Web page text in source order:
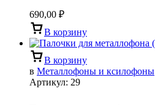
690,00 ₽
В корзину
В корзину
в Металлофоны и ксилофоны
Артикул: 29